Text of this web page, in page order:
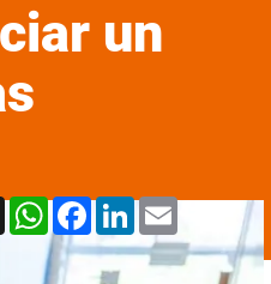
un
X WhatsApp
Facebook
LinkedIn
Email